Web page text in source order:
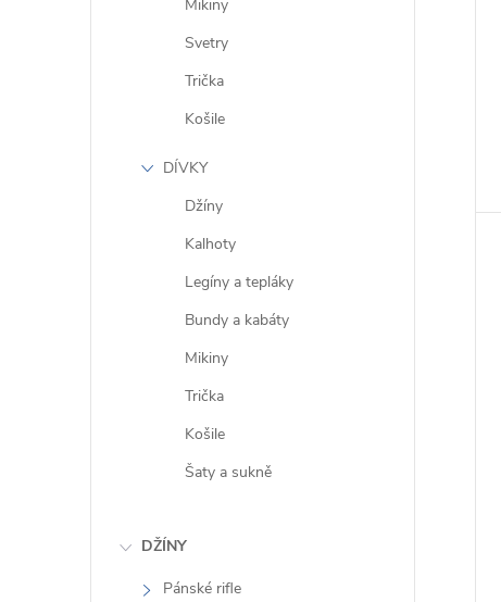
Mikiny
Svetry
Trička
Košile
DÍVKY
Džíny
Kalhoty
Legíny a tepláky
Bundy a kabáty
Mikiny
Trička
Košile
Šaty a sukně
DŽÍNY
Pánské rifle
u